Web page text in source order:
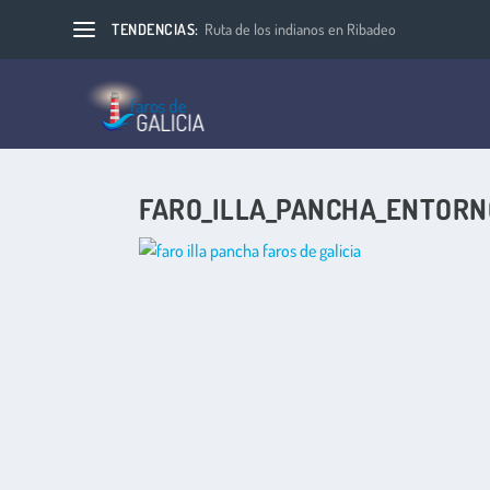
TENDENCIAS: Ruta de los indianos en Ribadeo